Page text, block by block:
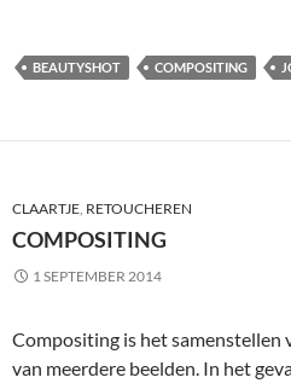
BEAUTYSHOT COMPOSITING
CLAARTJE RETOUCHEREN
COMPOSITING
1 SEPTEMBER 2014
Compositing is het samenstellen
van meerdere beelden. In het